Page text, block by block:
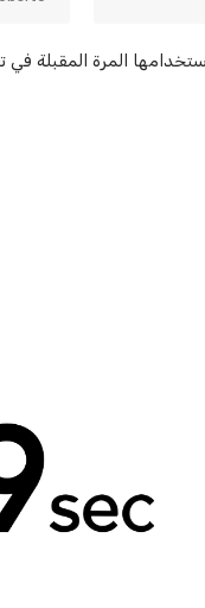
المرة المقبلة في